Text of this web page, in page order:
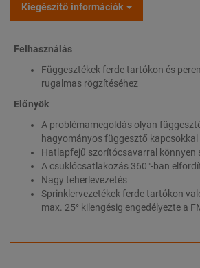
Kiegészítő információk
Felhasználás
Függesztékek ferde tartókon és
rugalmas rögzítéséhez
Előnyök
A problémamegoldás olyan
hagyományos függesztő kapcsokkal
Hatlapfejű szorítócsavarral könnyen
A csuklócsatlakozás 360°-ban
Nagy teherlevezetés
Sprinklervezetékek ferde tartókon
max. 25° kilengésig engedélyezte a